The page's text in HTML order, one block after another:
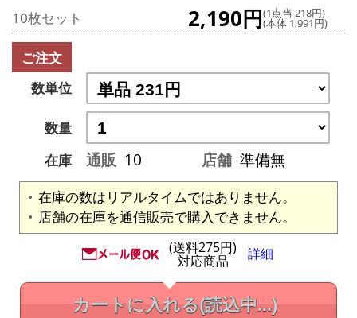
10枚セット 2,190円(1点当 218円)
(本体 1,991円)
ご注文
数単位
数量
在庫
通販 10 店舗 準備無
在庫の数はリアルタイムではありません。
店舗の在庫を通信販売で購入できません。
(送料275円)
対応商品 詳細
カートに入れる(読込中...)